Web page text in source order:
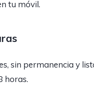
tu móvil.
sin permanencia y
horas.